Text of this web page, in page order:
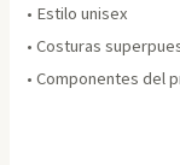
• Estilo unisex
• Costuras
• Componentes del